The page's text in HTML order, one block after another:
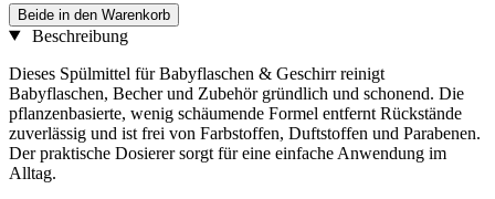
Beide in den Warenkorb
Beschreibung
Dieses Spülmittel für Babyflaschen & Geschirr reinigt
Babyflaschen, Becher und Zubehör gründlich und schonend. Die
pflanzenbasierte, wenig schäumende Formel entfernt Rückstände
zuverlässig und ist frei von Farbstoffen, Duftstoffen und Parabenen.
Der praktische Dosierer sorgt für eine einfache Anwendung im
Alltag.